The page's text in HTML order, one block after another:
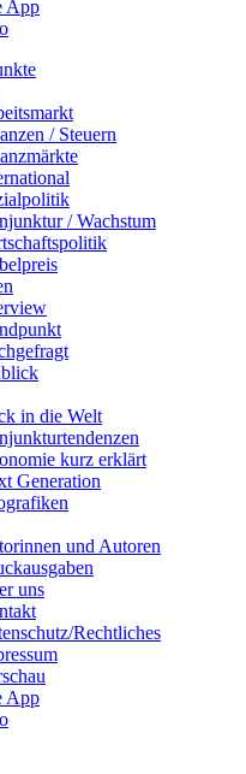
App
/ Steuern
/ Wachstum
in die Welt
kurz erklärt
Generation
und Autoren
uns
Rechtliches
App